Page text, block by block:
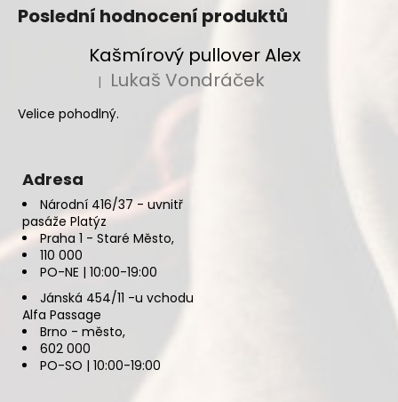
Poslední hodnocení produktů
Kašmírový pullover Alex
Hodnocení produktu je 5 z 5 hvězdiček.
| Lukaš Vondráček
Velice pohodlný.
Adresa
Národní 416/37 - uvnitř
pasáže Platýz
Praha 1 - Staré Město,
110 000
PO-NE | 10:00-19:00
Jánská 454/11 -u vchodu
Alfa Passage
Brno - město,
602 000
PO-SO | 10:00-19:00